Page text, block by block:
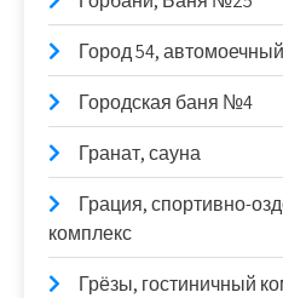
Город 54,
Городская баня №4
Гранат, сауна
Грация, спортивно-
комплекс
Грёзы, гостиничный